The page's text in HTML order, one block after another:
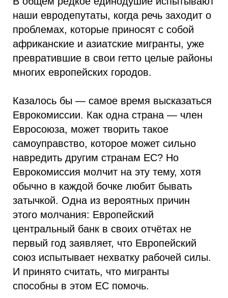
наши евродепутаты, когда речь заходит о
проблемах, которые приносят с собой
африканские и азиатские мигранты, уже
превратившие в свои гетто целые районы
многих европейских городов.
Казалось бы — самое время высказаться
Еврокомиссии. Как одна страна — член
Евросоюза, может творить такое
самоуправство, которое может сильно
навредить другим странам ЕС? Но
Еврокомиссия молчит на эту тему, хотя
обычно в каждой бочке любит бывать
затычкой. Одна из вероятных причин
этого молчания: Европейский
центральный банк в своих отчётах не
первый год заявляет, что Европейский
союз испытывает нехватку рабочей силы.
И принято считать, что мигранты
способны в этом ЕС помочь.